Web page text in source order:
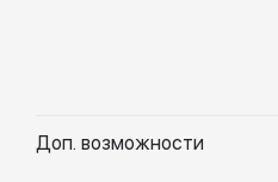
Доп. возможности